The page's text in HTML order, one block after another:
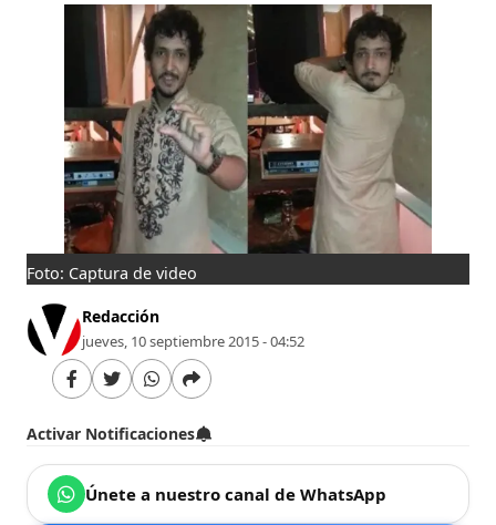
Foto: Captura de video
Redacción
jueves, 10 septiembre 2015 - 04:52
Activar Notificaciones
Únete a nuestro canal de WhatsApp